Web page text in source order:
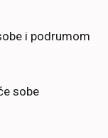
i podrumom
sobe